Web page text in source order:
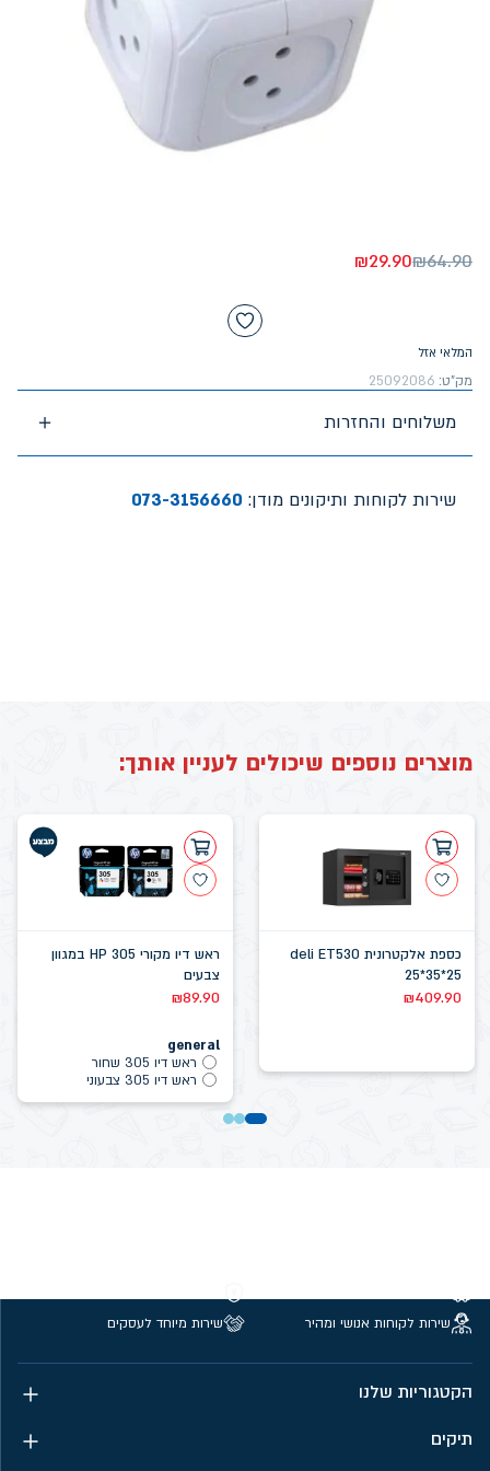
₪64.90
₪29.90
המלאי אזל
מק"ט: 25092086
משלוחים והחזרות
שירות לקוחות ותיקונים מודן: 073-3156660
מוצרים נוספים שיכולים לעניין אותך:
כספת אלקטרונית deli ET530
25*35*25
₪409.90
ראש דיו מקורי HP 305 במגוון
צבעים
₪89.90
general
ראש דיו 305 שחור
ראש דיו 305 צבעוני
שירות לקוחות אנושי ומהיר
שירות מיוחד לעסקים
הקטגוריות שלנו
תיקים